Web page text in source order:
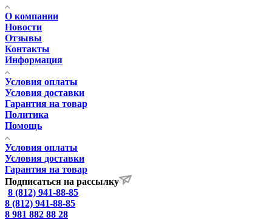
О компании
Новости
Отзывы
Контакты
Информация
Условия оплаты
Условия доставки
Гарантия на товар
Политика
Помощь
Условия оплаты
Условия доставки
Гарантия на товар
Подписаться на рассылку
8 (812) 941-88-85
8 (812) 941-88-85
8 981 882 88 28